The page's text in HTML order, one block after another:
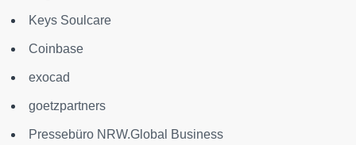
Keys Soulcare
Coinbase
exocad
goetzpartners
Pressebüro NRW.Global Business